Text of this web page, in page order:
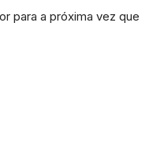
para a próxima vez que